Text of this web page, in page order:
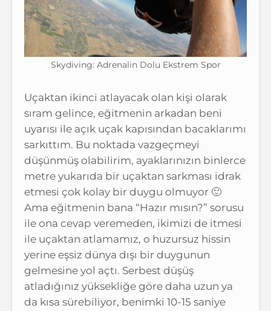
Skydiving: Adrenalin Dolu Ekstrem Spor
Uçaktan ikinci atlayacak olan kişi olarak
sıram gelince, eğitmenin arkadan beni
uyarısı ile açık uçak kapısından bacaklarımı
sarkıttım. Bu noktada vazgeçmeyi
düşünmüş olabilirim, ayaklarınızın binlerce
metre yukarıda bir uçaktan sarkması idrak
etmesi çok kolay bir duygu olmuyor 🙂
Ama eğitmenin bana “Hazır mısın?” sorusu
ile ona cevap veremeden, ikimizi de itmesi
ile uçaktan atlamamız, o huzursuz hissin
yerine eşsiz dünya dışı bir duygunun
gelmesine yol açtı. Serbest düşüş
atladığınız yüksekliğe göre daha uzun ya
da kısa sürebiliyor, benimki 10-15 saniye